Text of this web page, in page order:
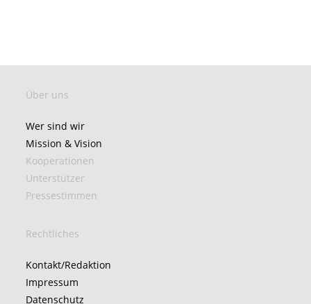
Über uns
Wer sind wir
Mission & Vision
Kooperationen
Unterstützer
Pressestimmen
Rechtliches
Kontakt/Redaktion
Impressum
Datenschutz